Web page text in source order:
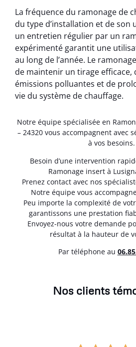
La fréquence du ramonage de
du type d’installation et de son
un entretien régulier par un
expérimenté garantit une
au long de l’année. Le
de maintenir un tirage efficace,
émissions polluantes et de
vie du système de chauffage.
Notre équipe spécialisée en
– 24320 vous accompagnent avec
à vos besoins.
Besoin d’une intervention
Ramonage insert à
Prenez contact avec nos
Notre équipe vous
Peu importe la complexité de
garantissons une prestation
Envoyez-nous votre demande
résultat à la hauteur de
Par téléphone au
Nos clients